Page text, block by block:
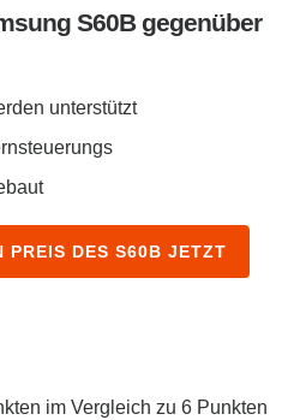
S60B gegenüber
unterstützt
PREIS DES S60B JETZT
im Vergleich zu 6 Punkten